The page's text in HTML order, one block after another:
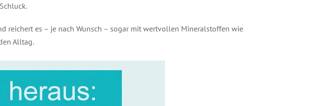
reichert es – je nach Wunsch – sogar mit wertvollen Mineralstoffen wie
Alltag.